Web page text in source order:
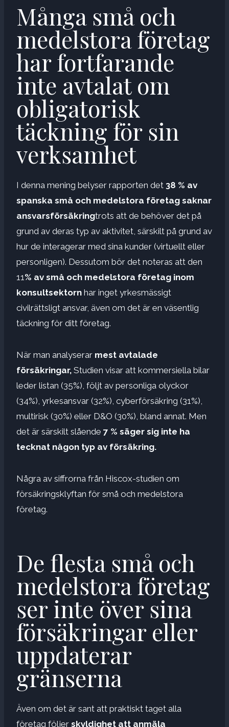
Många små och
medelstora företag
har fortfarande
inte avtalat om
obligatorisk
täckning för sin
verksamhet
I denna mening belyser rapporten det 38 % av
spanska små och medelstora företag saknar
ansvarsförsäkringtrots att de behöver det på
grund av deras typ av aktivitet, särskilt på grund av
hur de interagerar med sina kunder (virtuellt eller
personligen). Dessutom bör det noteras att den
11 % av små och medelstora företag inom
konsultsektorn har inget yrkesmässigt
civilrättsligt ansvar, även om det är en väsentlig
täckning för ditt företag.
När man analyserar mest avtalade
försäkringar, Studien visar att kommersiella bilar
leder listan (35%), följt av personliga olyckor
(34%), yrkesansvar (32%), cyberförsäkring (31%),
multirisk (30%) eller D&O (30%), bland annat. Men
det är särskilt slående 7 % säger sig inte ha
tecknat någon typ av försäkring.
Några av siffrorna från Hiscox-studien om
försäkringsklyftan för små och medelstora
företag.
De flesta små och
medelstora företag
ser inte över sina
försäkringar eller
uppdaterar
gränserna
Även om det är sant att praktiskt taget alla
företag följer skyldighet att anmäla